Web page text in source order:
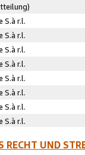
S.à r.l.
S.à r.l.
S.à r.l.
S.à r.l.
S.à r.l.
S.à r.l.
S.à r.l.
S.à r.l.
RECHT UND